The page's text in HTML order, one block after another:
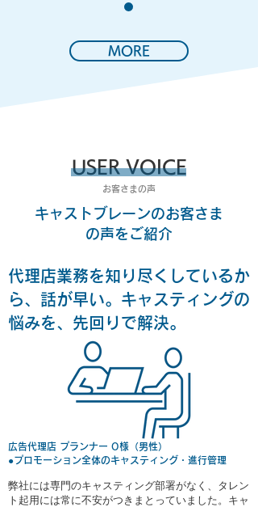
MORE
USER VOICE
​お客さまの声
キャストブレーンのお客さま
の声をご紹介
代理店業務を知り尽くしているか
ら、話が早い。キャスティングの
悩みを、先回りで解決。
広告代理店 プランナー O様（男性）
●プロモーション全体のキャスティング・進行管理
弊社には専門のキャスティング部署がなく、タレン
ト起用には常に不安がつきまとっていました。キャ